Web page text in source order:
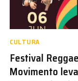
CULTURA
Festival
Movimento